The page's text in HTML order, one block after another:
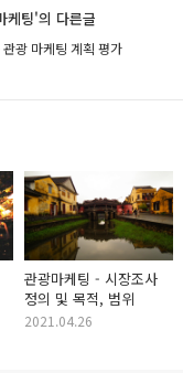
케팅'의 다른글
광 마케팅 계획 평가
관광마케팅 - 시장조사
정의 및 목적, 범위
2021.04.26